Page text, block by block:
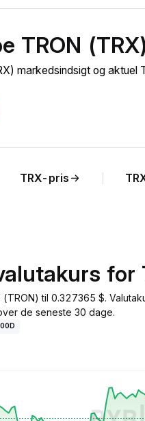
TRON
markedsindsigt og aktuel
TRX-pris
for
til 0.327365 $.
de seneste 30 dage.